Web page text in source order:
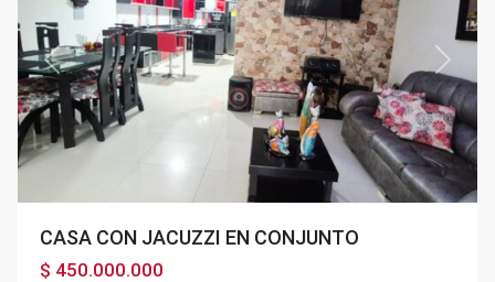
Previous Next
CASA CON JACUZZI EN CONJUNTO
$ 450.000.000